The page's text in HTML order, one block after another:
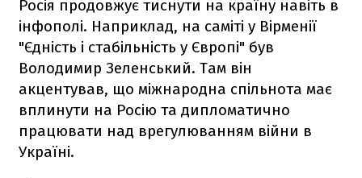
Росія продовжує тиснути на країну навіть в
інфополі. Наприклад, на саміті у Вірменії
"Єдність і стабільність у Європі" був
Володимир Зеленський. Там він
акцентував, що міжнародна спільнота має
вплинути на Росію та дипломатично
працювати над врегулюванням війни в
Україні.